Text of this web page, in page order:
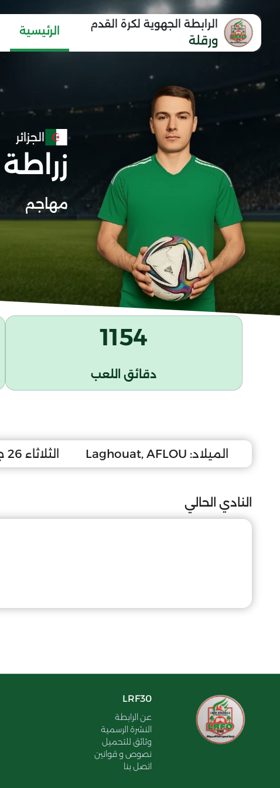
الرابطة الجهوية لكرة القدم
ورقلة
الرئيسية
الجزائر
مهاجم
1154
دقائق اللعب
الميلاد: Laghouat, AFLOU الثلاثاء 26 جوان 2007
النادي الحالي
LRF30
عن الرابطة
النشرة الرسمية
وثائق للتحميل
نصوص و قوانين
اتصل بنا